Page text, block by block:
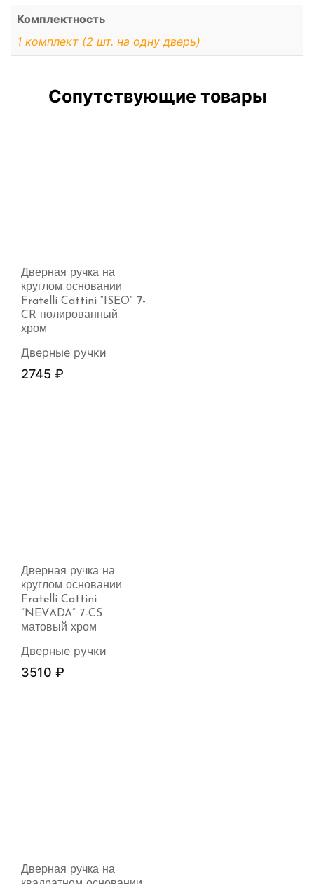
Комплектность
1 комплект (2 шт. на одну дверь)
Сопутствующие товары
Дверная ручка на
круглом основании
Fratelli Cattini “ISEO” 7-
CR полированный
хром
Дверные ручки
2745 ₽
Дверная ручка на
круглом основании
Fratelli Cattini
“NEVADA” 7-CS
матовый хром
Дверные ручки
3510 ₽
Дверная ручка на